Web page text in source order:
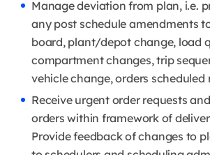
Manage deviation from plan, i.e.
any post schedule amendments
board, plant/depot change, load
compartment changes, trip
vehicle change, orders scheduled
Receive urgent order requests
orders within framework of
Provide feedback of changes to